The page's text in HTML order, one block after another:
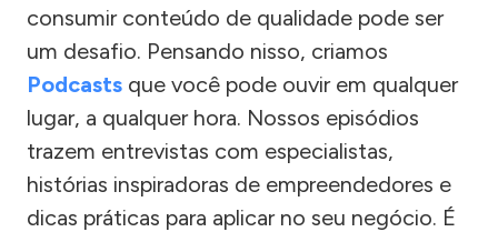
consumir conteúdo de qualidade pode ser
um desafio. Pensando nisso, criamos
Podcasts que você pode ouvir em qualquer
lugar, a qualquer hora. Nossos episódios
trazem entrevistas com especialistas,
histórias inspiradoras de empreendedores e
dicas práticas para aplicar no seu negócio. É